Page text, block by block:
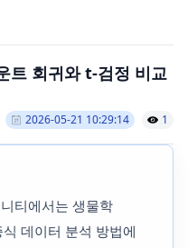
트 회귀와 t-검정 비교
2026-05-21 10:29:14 1
티에서는 생물학
데이터 분석 방법에